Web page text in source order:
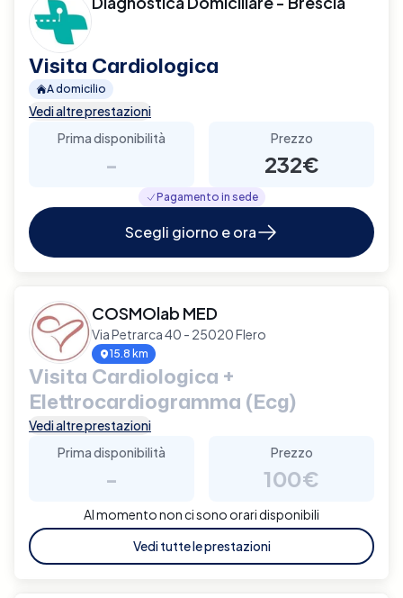
Visita Cardiologica
A domicilio
Vedi altre prestazioni
Prima disponibilità
-
Prezzo
232€
Pagamento in sede
Scegli giorno e ora
COSMOlab MED
Via Petrarca 40 - 25020 Flero
15.8 km
Visita Cardiologica +
Elettrocardiogramma (Ecg)
Vedi altre prestazioni
Prima disponibilità
-
Prezzo
100€
Al momento non ci sono orari disponibili
Vedi tutte le prestazioni